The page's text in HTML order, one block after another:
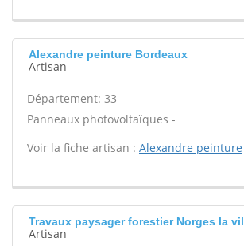
Alexandre peinture Bordeaux
Artisan
Département: 33
Panneaux photovoltaïques -
Voir la fiche artisan : Alexandre peinture
Travaux paysager forestier Norges la
Artisan